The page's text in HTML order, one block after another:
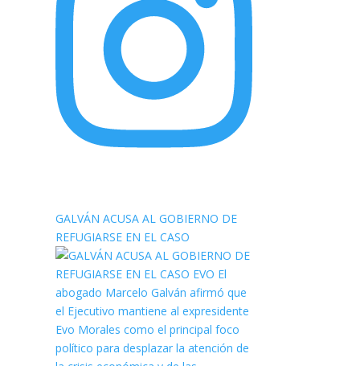
GALVÁN ACUSA AL GOBIERNO DE
REFUGIARSE EN EL CASO